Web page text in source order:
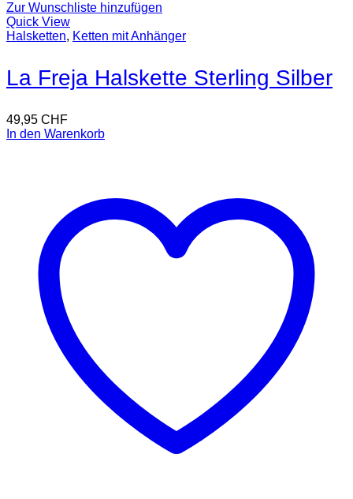
Zur Wunschliste hinzufügen
Quick View
Halsketten, Ketten mit Anhänger
La Freja Halskette Sterling Silber
49,95 CHF
In den Warenkorb